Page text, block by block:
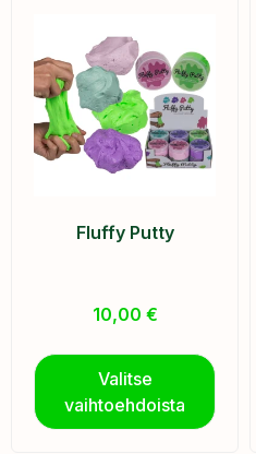
Fluffy Putty
10,00 €
Valitse
vaihtoehdoista